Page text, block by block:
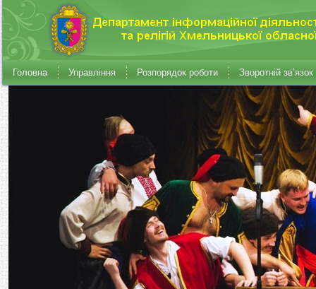
Головна Управління Розпорядок роботи Зворотній зв’язок